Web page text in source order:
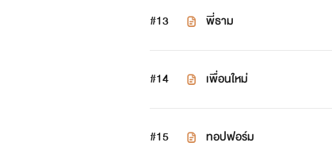
#13 พี่ธาม
#14 เพื่อนใหม่
#15 ทอปฟอร์ม